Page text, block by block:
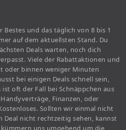
Bestes und das täglich von 8 bis 1
auf dem aktuellsten Stand. Du
Deals warten, noch dich
Viele der Rabattaktionen und
oder binnen weniger Minuten
bei einigen Deals schnell sein,
oft der Fall bei Schnäppchen aus
Finanzen, oder
Sollten wir einmal nicht
Deal nicht rechtzeitig sehen, kannst
uns umgehend um die